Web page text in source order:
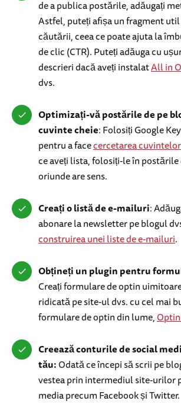
de a publica postările, adăugați
Astfel, puteți afișa un fragment
căutării, ceea ce poate ajuta la
de clic (CTR). Puteți adăuga cu
descrieri dacă aveți instalatAll in
dvs.
Optimizați-vă postările de pe
cuvinte cheie: Folosiți Google
pentru a facecercetarea
ce aveți lista, folosiți-le în postările
oriunde are sens.
Creați o listă de e-mailuri:
abonare la newsletter pe blogul
construirea unei liste de e-mailuri.
Obțineți un plugin pentru
Creați formulare de optin
ridicată pe site-ul dvs. cu cel mai
formulare de optin din lume,
Creează conturile de social
tău:Odată ce începi să scrii pe
vestea prin intermediul site-urilor
media precum Facebook și Twitter.